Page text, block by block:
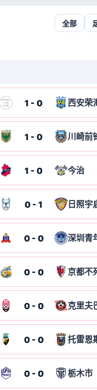
全部
1 - 0 西安荣
1 - 0 川崎前
1 - 0 今治
0 - 1 日照宇
0 - 0 深圳青
0 - 0 京都不
0 - 0 克里夫
0 - 0 托雷恩
0 - 0 栃木市